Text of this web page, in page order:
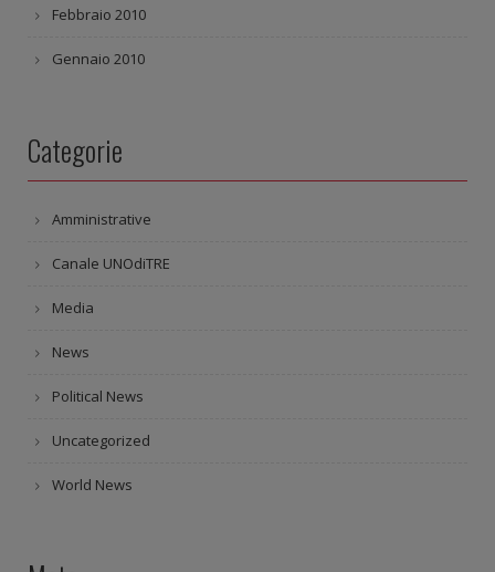
Febbraio 2010
Gennaio 2010
Categorie
Amministrative
Canale UNOdiTRE
Media
News
Political News
Uncategorized
World News